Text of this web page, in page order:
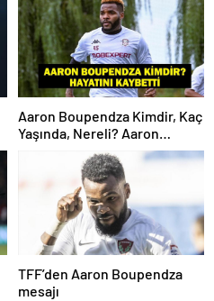
Aaron Boupendza Kimdir, Kaç
Yaşında, Nereli? Aaron
Boupendza neden öldü?
Süper Lig’in eski gol kralı
hayatını kaybetti!
TFF’den Aaron Boupendza
mesajı